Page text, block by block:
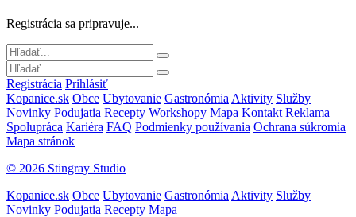
Registrácia sa pripravuje...
Registrácia Prihlásiť
Kopanice.sk Obce Ubytovanie Gastronómia Aktivity Služby
Novinky Podujatia Recepty Workshopy Mapa Kontakt Reklama
Spolupráca Kariéra FAQ Podmienky používania Ochrana súkromia
Mapa stránok
© 2026 Stingray Studio
Kopanice.sk Obce Ubytovanie Gastronómia Aktivity Služby
Novinky Podujatia Recepty Mapa